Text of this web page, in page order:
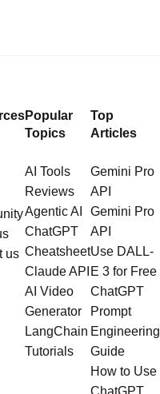
us
Popular
Topics
AI Tools
Reviews
Agentic AI
ChatGPT
Cheatsheet
Claude API
AI Video
Generator
LangChain
Tutorials
Top
Articles
Gemini Pro
API
Gemini Pro
API
Use DALL-
E 3 for Free
ChatGPT
Prompt
Engineering
Guide
How to Use
ChatGPT